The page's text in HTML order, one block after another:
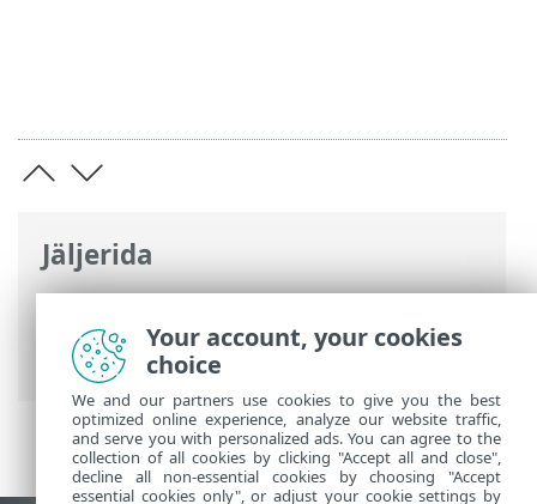
Jäljerida
ESET-i veebispikker>ESET NOD32
Antivirus
>Täpsem häälestus>
Kasutajaliides> Juurdepääsu häälestus
Your account, your cookies
choice
We and our partners use cookies to give you the best
optimized online experience, analyze our website traffic,
and serve you with personalized ads. You can agree to the
collection of all cookies by clicking "Accept all and close",
decline all non-essential cookies by choosing "Accept
essential cookies only", or adjust your cookie settings by